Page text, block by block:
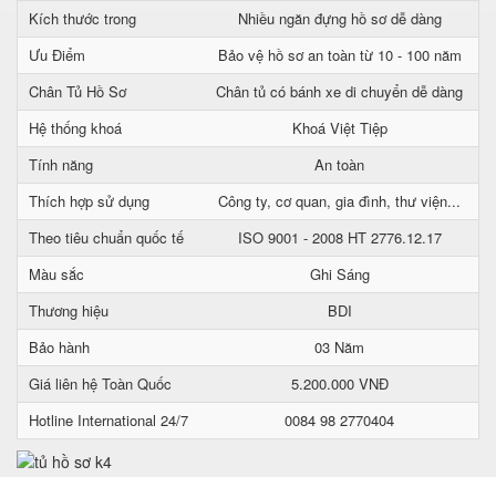
Kích thước trong
Nhiều ngăn đựng hồ sơ dễ dàng
Ưu Điểm
Bảo vệ hồ sơ an toàn từ 10 - 100 năm
Chân Tủ Hồ Sơ
Chân tủ có bánh xe di chuyển dễ dàng
Hệ thống khoá
Khoá Việt Tiệp
Tính năng
An toàn
Thích hợp sử dụng
Công ty, cơ quan, gia đình, thư viện...
Theo tiêu chuẩn quốc tế
ISO 9001 - 2008 HT 2776.12.17
Màu sắc
Ghi Sáng
Thương hiệu
BDI
Bảo hành
03 Năm
Giá liên hệ Toàn Quốc
5.200.000 VNĐ
Hotline International 24/7
0084 98 2770404